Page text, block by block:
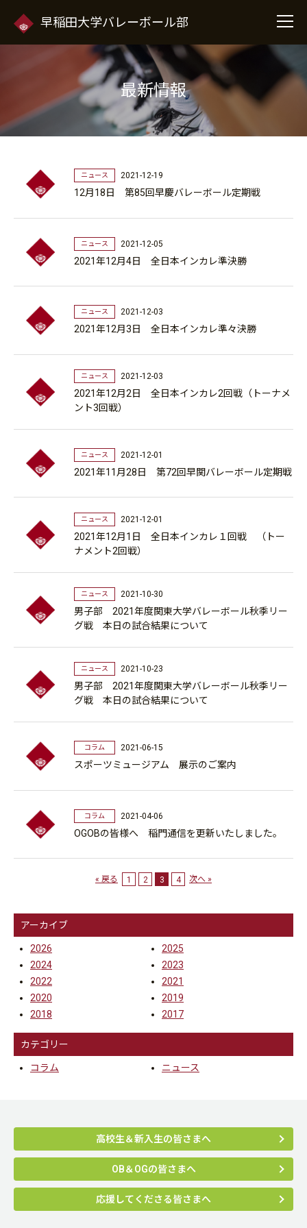
早稲田大学バレーボール部
最新情報
ニュース 2021-12-19
12月18日 第85回早慶バレーボール定期戦
ニュース 2021-12-05
2021年12月4日 全日本インカレ準決勝
ニュース 2021-12-03
2021年12月3日 全日本インカレ準々決勝
ニュース 2021-12-03
2021年12月2日 全日本インカレ2回戦（トーナメ
ント3回戦）
ニュース 2021-12-01
2021年11月28日 第72回早関バレーボール定期戦
ニュース 2021-12-01
2021年12月1日 全日本インカレ１回戦 （トー
ナメント2回戦）
ニュース 2021-10-30
男子部 2021年度関東大学バレーボール秋季リー
グ戦 本日の試合結果について
ニュース 2021-10-23
男子部 2021年度関東大学バレーボール秋季リー
グ戦 本日の試合結果について
コラム 2021-06-15
スポーツミュージアム 展示のご案内
コラム 2021-04-06
OGOBの皆様へ 稲門通信を更新いたしました。
« 戻る 1 2 3 4 次へ »
アーカイブ
2026
2025
2024
2023
2022
2021
2020
2019
2018
2017
カテゴリー
コラム ニュース
高校生＆新入生の皆さまへ
OB＆OGの皆さまへ
応援してくださる皆さまへ